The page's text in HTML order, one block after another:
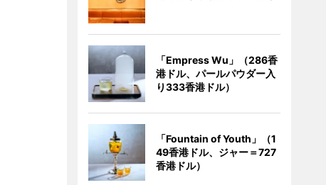
「Empress Wu」（286香
港ドル、パールパウダー入
り333香港ドル）
「Fountain of Youth」（1
49香港ドル、ジャー＝727
香港ドル）